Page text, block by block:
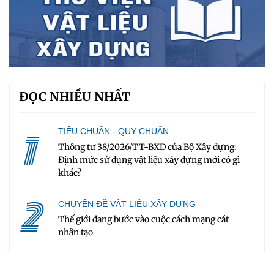
ĐỌC NHIỀU NHẤT
1 TIÊU CHUẨN - QUY CHUẨN
Thông tư 38/2026/TT-BXD của Bộ Xây dựng:
Định mức sử dụng vật liệu xây dựng mới có gì
khác?
2 CHUYÊN ĐỀ VẬT LIỆU XÂY DỰNG
Thế giới đang bước vào cuộc cách mạng cát
nhân tạo